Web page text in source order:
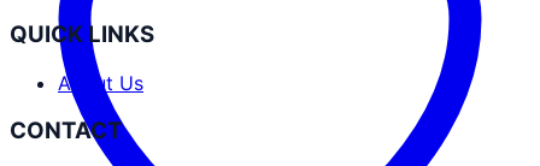
QUICK LINKS
About Us
CONTACT